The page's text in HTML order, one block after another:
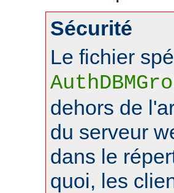
Sécurité
Le fichier
dehors de
du serveur
dans le
quoi, les